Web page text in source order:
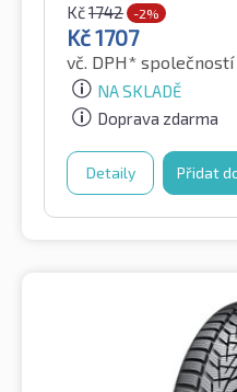
Kč1742 -2%
Kč1707
vč. DPH* společností
NA SKLADĚ
Doprava zdarma
Detaily Přidat